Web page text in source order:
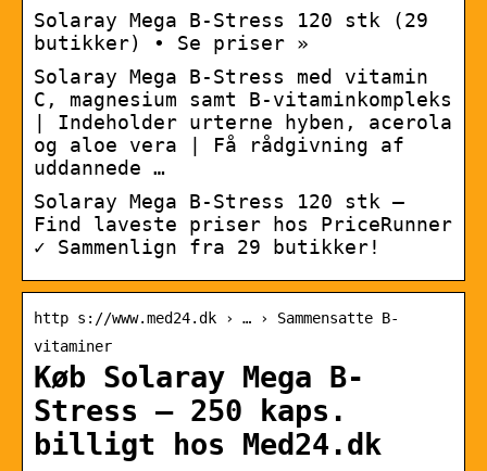
Solaray Mega B-Stress 120 stk (29
butikker) • Se priser »
Solaray Mega B-Stress med vitamin
C, magnesium samt B-vitaminkompleks
| Indeholder urterne hyben, acerola
og aloe vera | Få rådgivning af
uddannede …
Solaray Mega B-Stress 120 stk –
Find laveste priser hos PriceRunner
✓ Sammenlign fra 29 butikker!
http s://www.med24.dk › … › Sammensatte B-
vitaminer
Køb Solaray Mega B-
Stress – 250 kaps.
billigt hos Med24.dk